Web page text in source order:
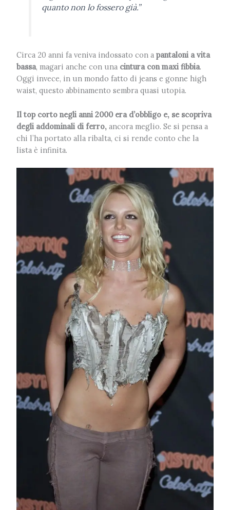
quanto non lo fossero già.”
Circa 20 anni fa veniva indossato con a pantaloni a vita
bassa, magari anche con una cintura con maxi fibbia.
Oggi invece, in un mondo fatto di jeans e gonne high
waist, questo abbinamento sembra quasi utopia.
Il top corto negli anni 2000 era d’obbligo e, se scopriva
degli addominali di ferro, ancora meglio. Se si pensa a
chi l’ha portato alla ribalta, ci si rende conto che la
lista è infinita.